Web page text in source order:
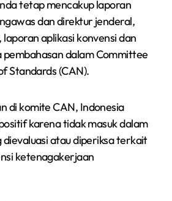
tetap mencakup laporan
dan direktur jenderal,
aplikasi konvensi dan
dalam Committee
Standards (CAN).
di komite CAN, Indonesia
karena tidak masuk dalam
atau diperiksa terkait
ketenagakerjaan